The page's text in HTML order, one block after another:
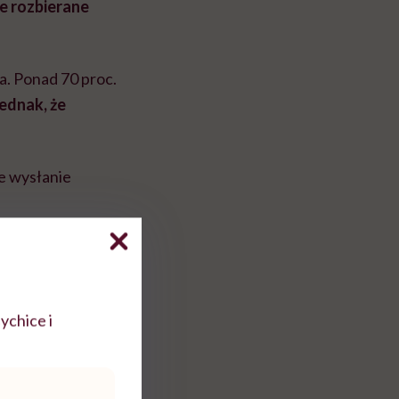
rozbierane
Ponad 70 proc.
że
wysłanie
i miłość do
i